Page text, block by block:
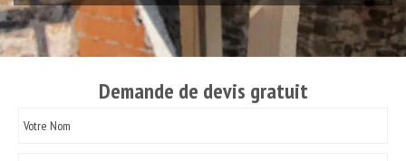
Demande de devis gratuit